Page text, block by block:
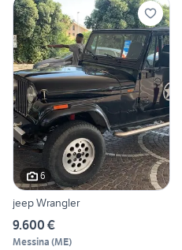
6
jeep Wrangler
9.600 €
Messina (ME)